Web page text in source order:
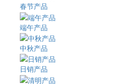
春节产品
端午产品
中秋产品
日销产品